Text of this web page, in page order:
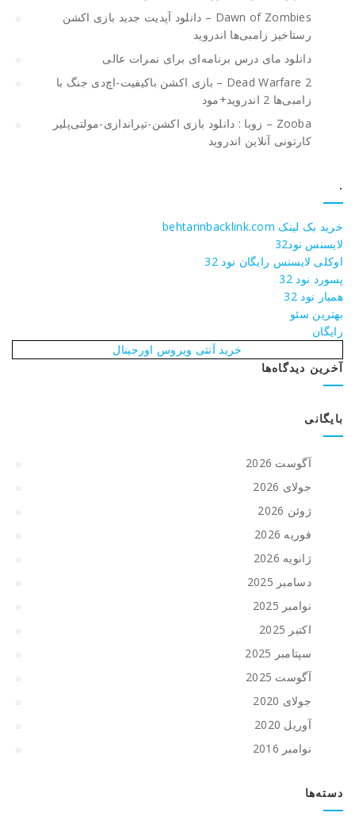
Dawn of Zombies – دانلود آپدیت جدید بازی اکشن
رستاخیز زامبی‌ها اندروید
دانلود مای درس برنامه‌ای برای نمرات عالی
Dead Warfare 2 – بازی اکشن باکیفیت-اچ‌دی جنگ با
زامبی‌ها 2 اندروید+مود
Zooba – زوبا : دانلود بازی اکشن-تیراندازی-مولتی‌پلیر
کارتونی آنلاین اندروید
.
خرید بک لینک behtarinbacklink.com
لایسنس نود32
اوکلی لایسنس رایگان نود 32
پسورد نود 32
همیار نود 32
بهترین سئو
رایگان
خرید آنتی ویروس اورجینال
آخرین دیدگاه‌ها
بایگانی
آگوست 2026
جولای 2026
ژوئن 2026
فوریه 2026
ژانویه 2026
دسامبر 2025
نوامبر 2025
اکتبر 2025
سپتامبر 2025
آگوست 2025
جولای 2020
آوریل 2020
نوامبر 2016
دسته‌ها